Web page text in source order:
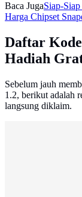
Baca JugaSiap-
Harga Chipset
Daftar
Hadiah
Sebelum jauh
1.2, berikut adalah
langsung diklaim.